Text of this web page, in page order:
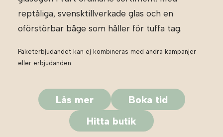
reptåliga, svensktillverkade glas och en
oförstörbar båge som håller för tuffa tag.
Paketerbjudandet kan ej kombineras med andra kampanjer
eller erbjudanden.
Läs mer
Boka tid
Hitta butik